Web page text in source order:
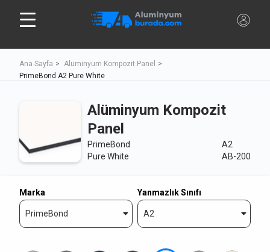
Ana Sayfa
Alüminyum Kompozit Panel
PrimeBond A2 Pure White
Alüminyum Kompozit
Panel
PrimeBond
Pure White
A2
AB-200
Marka
PrimeBond
Yanmazlık Sınıfı
A2